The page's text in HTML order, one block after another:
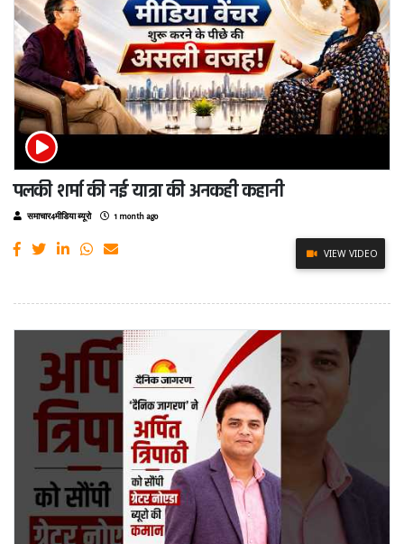
पलकी शर्मा की नई यात्रा की अनकही कहानी
समाचार4मीडिया ब्यूरो 1 month ago
VIEW VIDEO